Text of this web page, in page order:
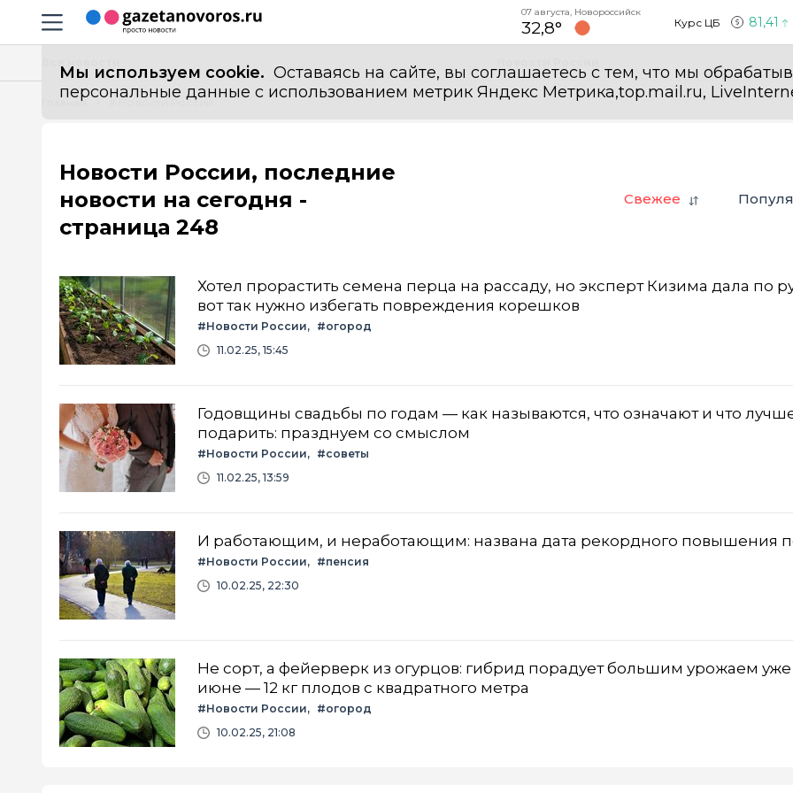
Навигация сайта
07 августа, Новороссийск
32,8° Курс ЦБ 81,41
Мы используем cookie. Оставаясь на сайте, вы соглашаетесь с тем, что мы
персональные данные с использованием метрик Яндекс Метрика,top.mail.ru,
Главная # Новости России
Новости России, последние
новости на сегодня -
страница 248
Свежее
Хотел прорастить семена перца на рассаду, но эксперт Кизима дала по
вот так нужно избегать повреждения корешков
#Новости России
#огород
11.02.25, 15:45
Годовщины свадьбы по годам — как называются, что означают и что
подарить: празднуем со смыслом
#Новости России
#советы
11.02.25, 13:59
И работающим, и неработающим: названа дата рекордного повышения
#Новости России
#пенсия
10.02.25, 22:30
Не сорт, а фейерверк из огурцов: гибрид порадует большим урожаем уже
июне — 12 кг плодов с квадратного метра
#Новости России
#огород
10.02.25, 21:08